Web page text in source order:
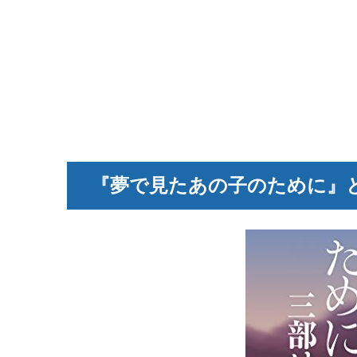
『夢で見たあの子のために』